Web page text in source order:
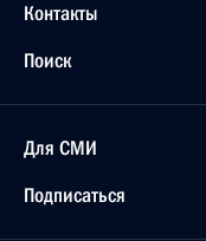
Контакты
Поиск
Для СМИ
Подписаться